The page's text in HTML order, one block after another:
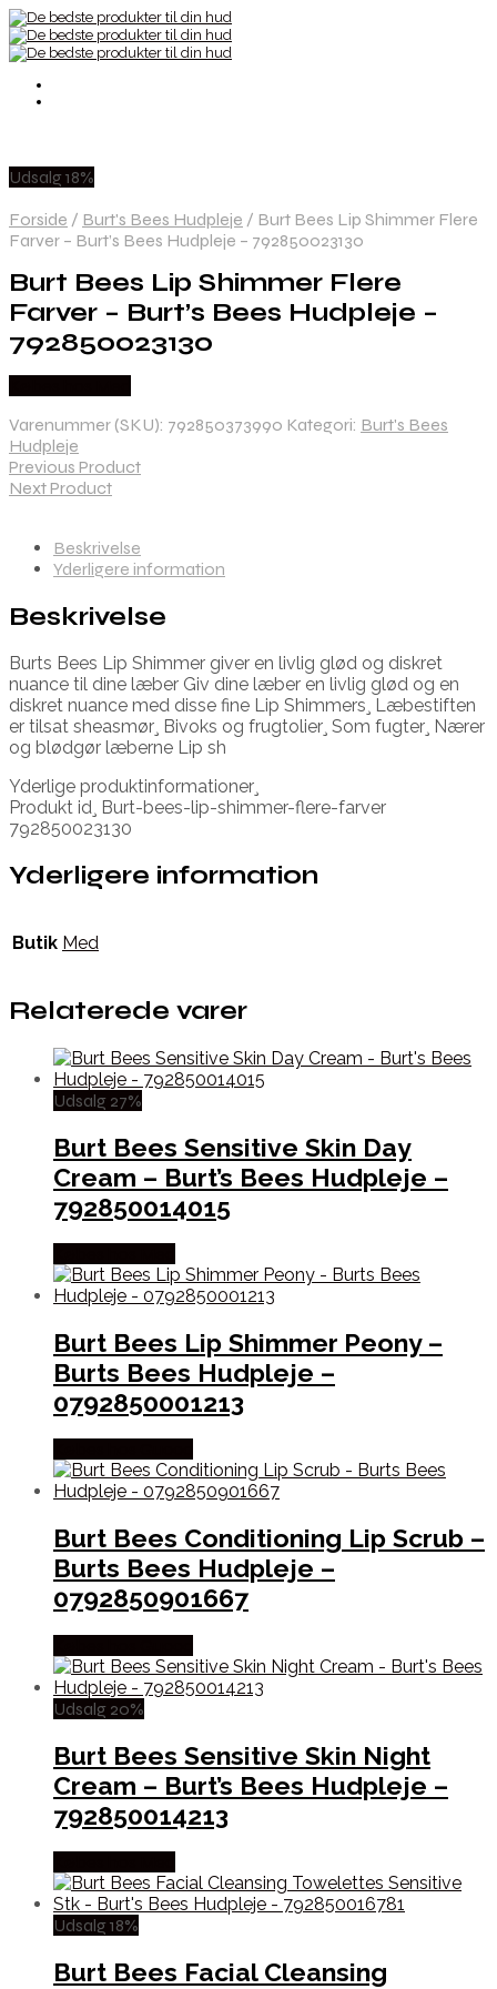
Udsalg 18%
Forside / Burt's Bees Hudpleje / Burt Bees Lip Shimmer Flere
Farver – Burt’s Bees Hudpleje – 792850023130
Burt Bees Lip Shimmer Flere
Farver – Burt’s Bees Hudpleje –
792850023130
Varenummer (SKU): 792850373990 Kategori: Burt's Bees
Hudpleje
Previous Product
Next Product
Beskrivelse
Yderligere information
Beskrivelse
Burts Bees Lip Shimmer giver en livlig glød og diskret
nuance til dine læber Giv dine læber en livlig glød og en
diskret nuance med disse fine Lip Shimmers¸ Læbestiften
er tilsat sheasmør¸ Bivoks og frugtolier¸ Som fugter¸ Nærer
og blødgør læberne Lip sh
Yderlige produktinformationer¸
Produkt id¸ Burt-bees-lip-shimmer-flere-farver
792850023130
Yderligere information
Butik Med
Relaterede varer
Udsalg 27%
Burt Bees Sensitive Skin Day
Cream – Burt’s Bees Hudpleje –
792850014015
Burt Bees Lip Shimmer Peony –
Burts Bees Hudpleje –
0792850001213
Burt Bees Conditioning Lip Scrub –
Burts Bees Hudpleje –
0792850901667
Udsalg 20%
Burt Bees Sensitive Skin Night
Cream – Burt’s Bees Hudpleje –
792850014213
Udsalg 18%
Burt Bees Facial Cleansing